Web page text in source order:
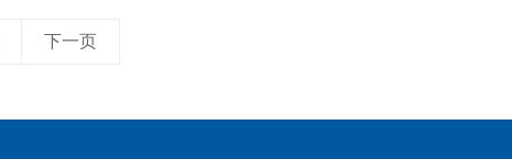
下一页